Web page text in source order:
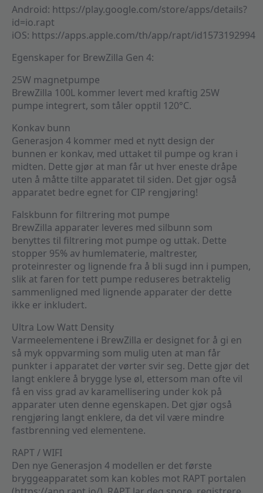
Android: https://play.google.com/store/apps/details?
id=io.rapt
iOS: https://apps.apple.com/th/app/rapt/id1573192994
Egenskaper for BrewZilla Gen 4:
25W magnetpumpe
BrewZilla 100L kommer levert med kraftig 25W
pumpe integrert, som tåler opptil 120°C.
Konkav bunn
Generasjon 4 kommer med et nytt design der
bunnen er konkav, med uttaket til pumpe og kran i
midten. Dette gjør at man får ut hver eneste dråpe
uten å måtte tilte apparatet til siden. Det gjør også
apparatet bedre egnet for CIP rengjøring!
Falskbunn for filtrering mot pumpe
BrewZilla apparater leveres med silbunn som
benyttes til filtrering mot pumpe og uttak. Dette
stopper 95% av humlematerie, maltrester,
proteinrester og lignende fra å bli sugd inn i pumpen,
slik at faren for tett pumpe reduseres betraktelig
sammenligned med lignende apparater der dette
ikke er inkludert.
Ultra Low Watt Density
Varmeelementene i BrewZilla er designet for å gi en
så myk oppvarming som mulig uten at man får
punkter i apparatet der vørter svir seg. Dette gjør det
langt enklere å brygge lyse øl, ettersom man ofte vil
få en viss grad av karamellisering under kok på
apparater uten denne egenskapen. Det gjør også
rengjøring langt enklere, da det vil være mindre
fastbrenning ved elementene.
RAPT / WIFI
Den nye Generasjon 4 modellen er det første
bryggeapparatet som kan kobles mot RAPT portalen